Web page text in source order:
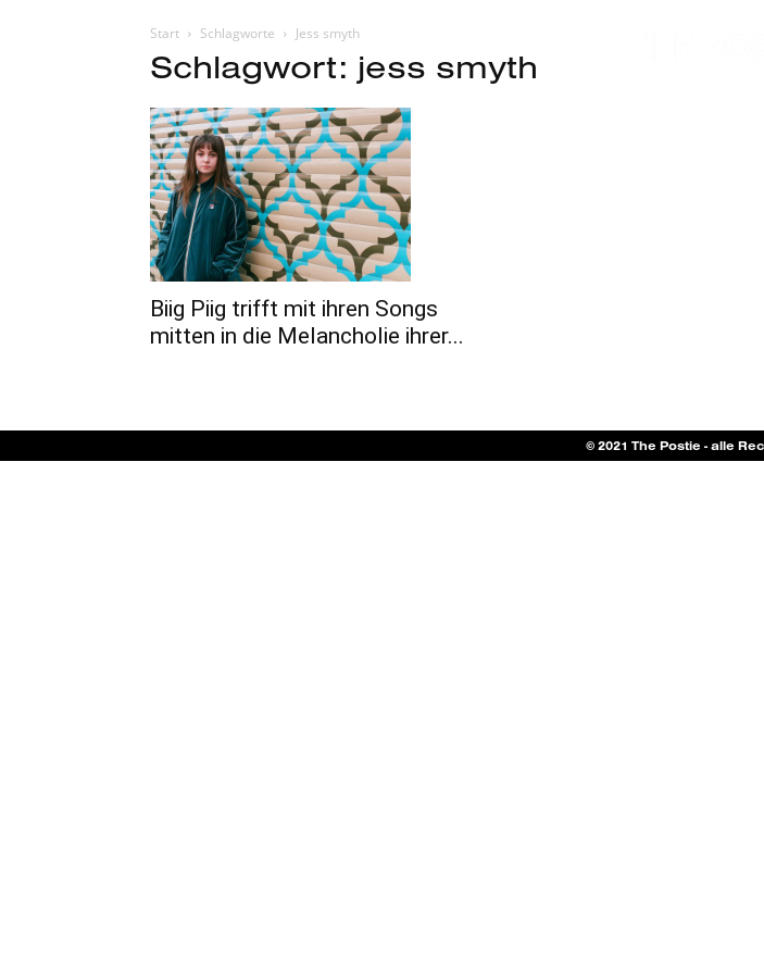
Start Schlagworte Jess smyth
Schlagwort: jess smyth
Biig Piig trifft mit ihren Songs
mitten in die Melancholie ihrer...
© 2021 The Postie - alle